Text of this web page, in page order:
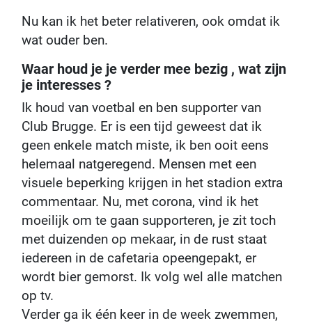
Nu kan ik het beter relativeren, ook omdat ik
wat ouder ben.
Waar houd je je verder mee bezig , wat zijn
je interesses ?
Ik houd van voetbal en ben supporter van
Club Brugge. Er is een tijd geweest dat ik
geen enkele match miste, ik ben ooit eens
helemaal natgeregend. Mensen met een
visuele beperking krijgen in het stadion extra
commentaar. Nu, met corona, vind ik het
moeilijk om te gaan supporteren, je zit toch
met duizenden op mekaar, in de rust staat
iedereen in de cafetaria opeengepakt, er
wordt bier gemorst. Ik volg wel alle matchen
op tv.
Verder ga ik één keer in de week zwemmen,